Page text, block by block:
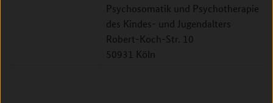
Psychosomatik und Psychotherapie
des Kindes- und Jugendalters
Robert-Koch-Str. 10
50931 Köln